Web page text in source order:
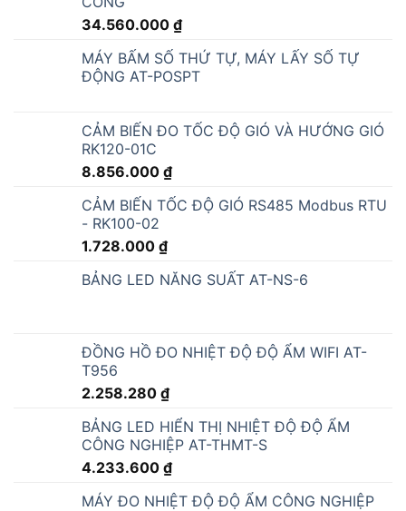
MÁY BẤM SỐ THỨ TỰ, MÁY LẤY SỐ TỰ
ĐỘNG AT-POSPT
CẢM BIẾN ĐO TỐC ĐỘ GIÓ VÀ HƯỚNG GIÓ
8.856.000₫
CẢM BIẾN TỐC ĐỘ GIÓ RS485 Modbus RTU
- RK100-02
1.728.000₫
BẢNG LED NĂNG SUẤT AT-NS-6
2.258.280₫
BẢNG LED HIỂN THỊ NHIỆT ĐỘ ĐỘ ẨM
CÔNG NGHIỆP AT-THMT-S
4.233.600₫
MÁY ĐO NHIỆT ĐỘ ĐỘ ẨM CÔNG NGHIỆP
AT-THMS3.1
3.240.000₫